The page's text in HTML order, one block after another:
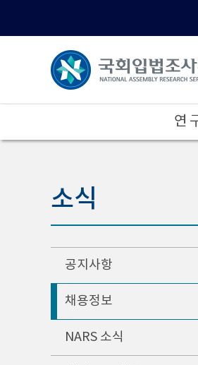
연
소식
공지사항
채용정보
NARS 소식